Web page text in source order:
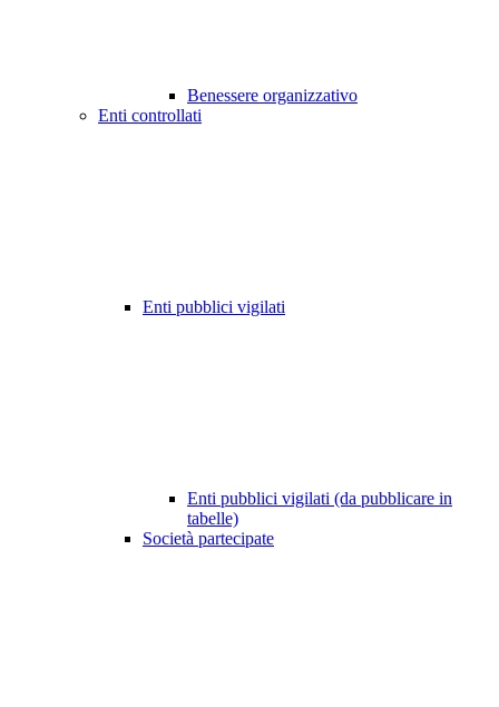
Benessere organizzativo
Enti controllati
Enti pubblici vigilati
Enti pubblici vigilati (da pubblicare in
tabelle)
Società partecipate